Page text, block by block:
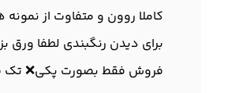
کاملا روون و متفاوت از نمونه
برای دیدن رنگبندی لطفا ورق
فروش فقط بصورت پکی❌ تک